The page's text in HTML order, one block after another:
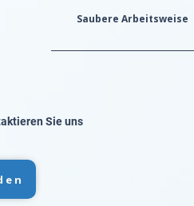
Saubere Arbeitsweise
Sie uns